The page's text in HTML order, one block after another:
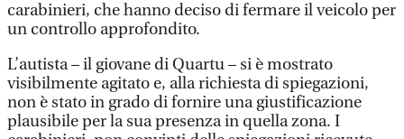
carabinieri, che hanno deciso di fermare il veicolo per
un controllo approfondito.
L’autista – il giovane di Quartu – si è mostrato
visibilmente agitato e, alla richiesta di spiegazioni,
non è stato in grado di fornire una giustificazione
plausibile per la sua presenza in quella zona. I